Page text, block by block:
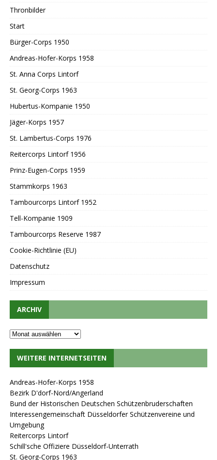
Thronbilder
Start
Bürger-Corps 1950
Andreas-Hofer-Korps 1958
St. Anna Corps Lintorf
St. Georg-Corps 1963
Hubertus-Kompanie 1950
Jäger-Korps 1957
St. Lambertus-Corps 1976
Reitercorps Lintorf 1956
Prinz-Eugen-Corps 1959
Stammkorps 1963
Tambourcorps Lintorf 1952
Tell-Kompanie 1909
Tambourcorps Reserve 1987
Cookie-Richtlinie (EU)
Datenschutz
Impressum
ARCHIV
WEITERE INTERNETSEITEN
Andreas-Hofer-Korps 1958
Bezirk D'dorf-Nord/Angerland
Bund der Historischen Deutschen Schützenbruderschaften
Interessengemeinschaft Düsseldorfer Schützenvereine und
Umgebung
Reitercorps Lintorf
Schill'sche Offiziere Düsseldorf-Unterrath
St. Georg-Corps 1963